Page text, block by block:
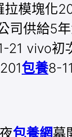
模塊化
司供給5
vivo初
包養8-
包養網幕